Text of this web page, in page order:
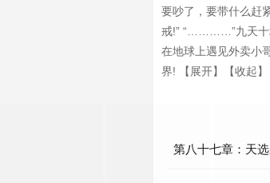
要吵了，要带什么赶
戒!” “…………”九天十
在地球上遇见外卖小
界! 【展开】【收起】
第八十七章：天